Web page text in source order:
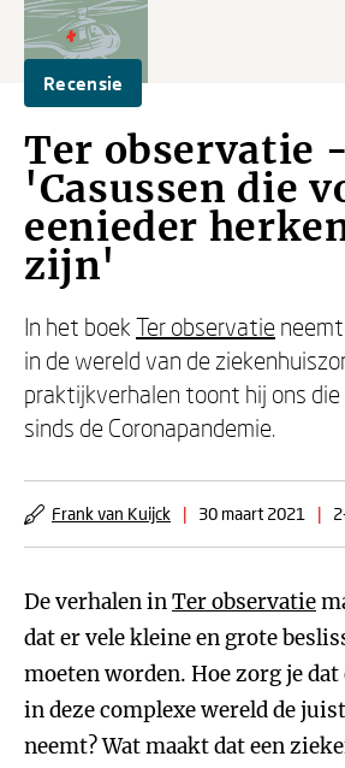
Recensie
Ter observatie -
'Casussen die
eenieder
zijn'
In het boek Ter observatie neemt
in de wereld van de
praktijkverhalen toont hij ons die
sinds de Coronapandemie.
Frank van Kuijck | 30 maart 2021 |
De verhalen inTer observatie
dat er vele kleine en grote
moeten worden. Hoe zorg je
in deze complexe wereld de
neemt? Wat maakt dat een